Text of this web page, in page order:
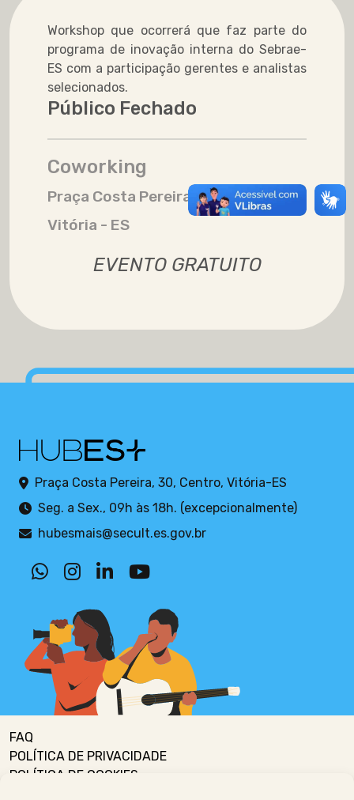
Workshop que ocorrerá que faz parte do
programa de inovação interna do Sebrae-
ES com a participação gerentes e analistas
selecionados.
Público Fechado
Coworking
Praça Costa Pereira, 30 - Centro
Vitória - ES
EVENTO GRATUITO
Praça Costa Pereira, 30, Centro, Vitória-ES
Seg. a Sex., 09h às 18h. (excepcionalmente)
hubesmais@secult.es.gov.br
FAQ
POLÍTICA DE PRIVACIDADE
POLÍTICA DE COOKIES